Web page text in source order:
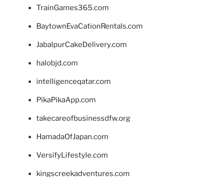
TrainGames365.com
BaytownEvaCationRentals.com
JabalpurCakeDelivery.com
halobjd.com
intelligenceqatar.com
PikaPikaApp.com
takecareofbusinessdfw.org
HamadaOfJapan.com
VersifyLifestyle.com
kingscreekadventures.com